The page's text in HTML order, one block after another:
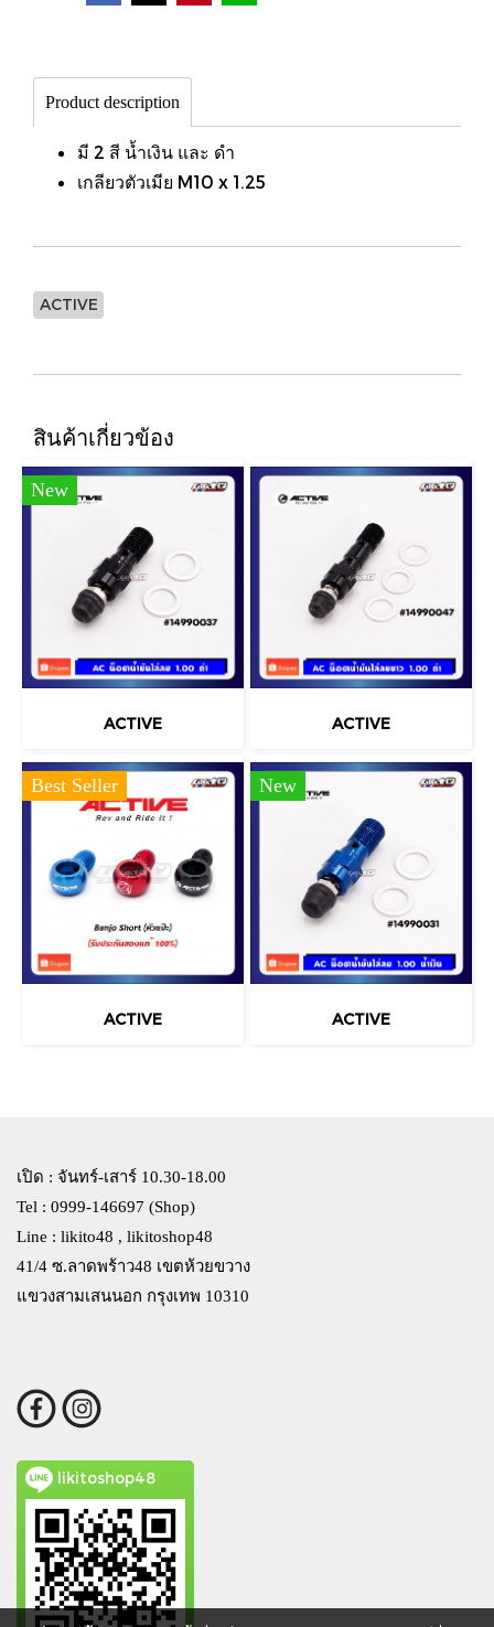
Product description
มี 2 สี น้ำเงิน และ ดำ
เกลียวตัวเมีย M10 x 1.25
ACTIVE
สินค้าเกี่ยวข้อง
New
ACTIVE ACTIVE
Best Seller
ACTIVE
New
ACTIVE
เปิด : จันทร์-เสาร์ 10.30-18.00
Tel : 0999-146697 (Shop)
Line : likito48 , likitoshop48
41/4 ซ.ลาดพร้าว48 เขตห้วยขวาง
แขวงสามเสนนอก กรุงเทพ 10310
likitoshop48